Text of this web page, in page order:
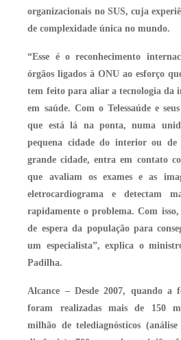
organizacionais no SUS, cuja
de complexidade única no mundo.
“Esse é o reconhecimento
órgãos ligados à ONU ao esforço
tem feito para aliar a tecnologia da
em saúde. Com o Telessaúde e
que está lá na ponta, numa
pequena cidade do interior ou
grande cidade, entra em contato
que avaliam os exames e as
eletrocardiograma e detectam
rapidamente o problema. Com
de espera da população para
um especialista”, explica o
Padilha.
Alcance – Desde 2007, quando a
foram realizadas mais de 150
milhão de telediagnósticos